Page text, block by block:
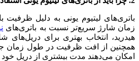
باتری‌های لیتیوم یونی به دلیل ظرفیت
زمان شارژ سریع‌تر نسبت به باتری‌های
هیدرید، انتخاب بهتری برای دریل‌های
همچنین از افت ظرفیت در طول زمان
امکان می‌دهند مدت بیشتری از دریل خود